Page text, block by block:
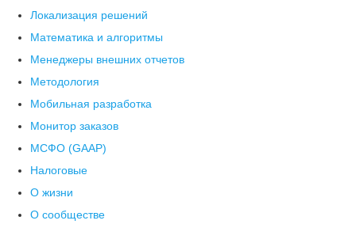
Локализация решений
Математика и алгоритмы
Менеджеры внешних отчетов
Методология
Мобильная разработка
Монитор заказов
МСФО (GAAP)
Налоговые
О жизни
О сообществе